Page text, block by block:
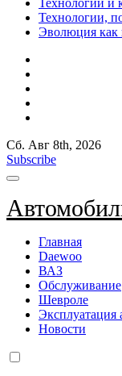
Технологии и
Технологии,
Эволюция как
Сб. Авг 8th, 2026
Subscribe
Главная
Daewoo
ВАЗ
Обслуживание
Шевроле
Эксплуатация
Новости